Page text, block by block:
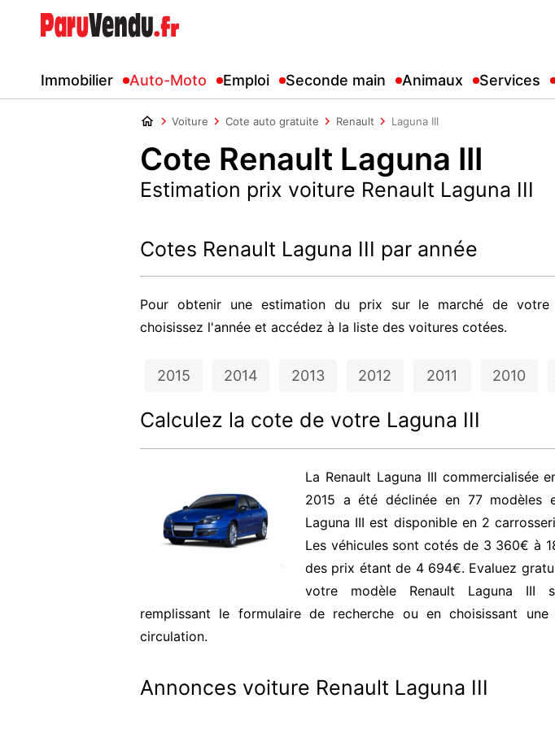
Immobilier Auto-Moto Emploi Seconde main Animaux Services
Voiture Cote auto gratuite Renault Laguna III
Cote Renault Laguna III
Estimation prix voiture Renault Laguna III
Cotes Renault Laguna III par année
Pour obtenir une estimation du prix sur le marché de votre
choisissez l'année et accédez à la liste des voitures cotées.
2015 2014 2013 2012 2011 2010
Calculez la cote de votre Laguna III
La Renault Laguna III commercialisée
2015 a été déclinée en 77 modèles
Laguna III est disponible en 2
Les véhicules sont cotés de 3 360€ à
des prix étant de 4 694€. Evaluez
votre modèle Renault Laguna III
remplissant le formulaire de recherche ou en choisissant
circulation.
Annonces voiture Renault Laguna III